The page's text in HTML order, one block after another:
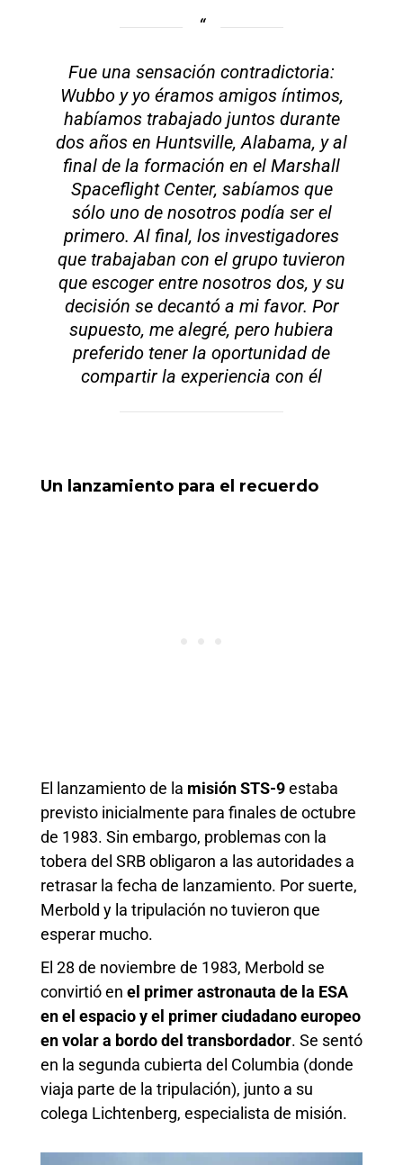
Fue una sensación contradictoria:
Wubbo y yo éramos amigos íntimos,
habíamos trabajado juntos durante
dos años en Huntsville, Alabama, y al
final de la formación en el Marshall
Spaceflight Center, sabíamos que
sólo uno de nosotros podía ser el
primero. Al final, los investigadores
que trabajaban con el grupo tuvieron
que escoger entre nosotros dos, y su
decisión se decantó a mi favor. Por
supuesto, me alegré, pero hubiera
preferido tener la oportunidad de
compartir la experiencia con él
Un lanzamiento para el recuerdo
El lanzamiento de la misión STS-9estaba
previsto inicialmente para finales de octubre
de 1983. Sin embargo, problemas con la
tobera del SRB obligaron a las autoridades a
retrasar la fecha de lanzamiento. Por suerte,
Merbold y la tripulación no tuvieron que
esperar mucho.
El 28 de noviembre de 1983, Merbold se
convirtió en el primer astronauta de la ESA
en el espacio y el primer ciudadano europeo
en volar a bordo del transbordador. Se sentó
en la segunda cubierta del Columbia (donde
viaja parte de la tripulación), junto a su
colega Lichtenberg, especialista de misión.